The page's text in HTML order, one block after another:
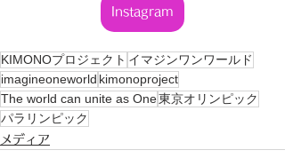
Instagram
KIMONOプロジェクト イマジンワンワールド
imagineoneworld kimonoproject
The world can unite as One東京オリンピック
パラリンピック
メディア